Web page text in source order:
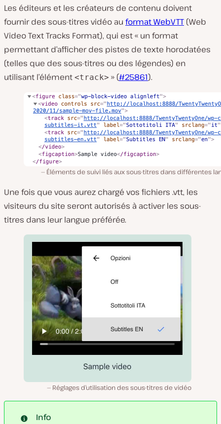
Les éditeurs et les créateurs de contenu doivent
fournir des sous-titres vidéo au format WebVTT (Web
Video Text Tracks Format), qui est « un format
permettant d’afficher des pistes de texte horodatées
(telles que des sous-titres ou des légendes) en
utilisant l’élément <track> » (#25861).
Éléments de suivi liés aux sous-titres dans différentes
Une fois que vous aurez chargé vos fichiers .vtt, les
visiteurs du site seront autorisés à activer les sous-
titres dans leur langue préférée.
Réglages d’utilisation des sous-titres de vidéo
Info